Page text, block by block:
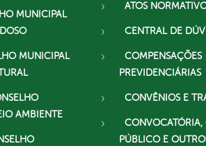
MUNICIPAL
MUNICIPAL
AMBIENTE
ATOS
CENTRAL DE
COMPENSAÇÕES
PREVIDENCIÁRIAS
CONVÊNIOS E
PÚBLICO E